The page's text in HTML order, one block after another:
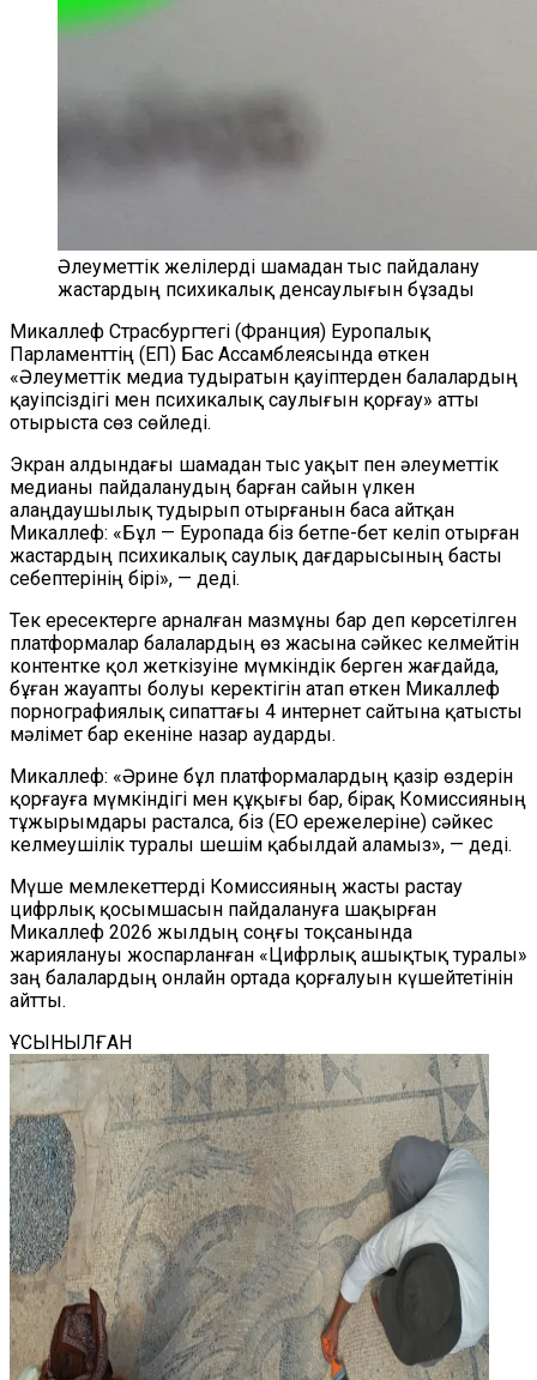
Әлеуметтік желілерді шамадан тыс пайдалану
жастардың психикалық денсаулығын бұзады
Микаллеф Страсбургтегі (Франция) Еуропалық
Парламенттің (ЕП) Бас Ассамблеясында өткен
«Әлеуметтік медиа тудыратын қауіптерден балалардың
қауіпсіздігі мен психикалық саулығын қорғау» атты
отырыста сөз сөйледі.
Экран алдындағы шамадан тыс уақыт пен әлеуметтік
медианы пайдаланудың барған сайын үлкен
алаңдаушылық тудырып отырғанын баса айтқан
Микаллеф: «Бұл — Еуропада біз бетпе-бет келіп отырған
жастардың психикалық саулық дағдарысының басты
себептерінің бірі», — деді.
Тек ересектерге арналған мазмұны бар деп көрсетілген
платформалар балалардың өз жасына сәйкес келмейтін
контентке қол жеткізуіне мүмкіндік берген жағдайда,
бұған жауапты болуы керектігін атап өткен Микаллеф
порнографиялық сипаттағы 4 интернет сайтына қатысты
мәлімет бар екеніне назар аударды.
Микаллеф: «Әрине бұл платформалардың қазір өздерін
қорғауға мүмкіндігі мен құқығы бар, бірақ Комиссияның
тұжырымдары расталса, біз (ЕО ережелеріне) сәйкес
келмеушілік туралы шешім қабылдай аламыз», — деді.
Мүше мемлекеттерді Комиссияның жасты растау
цифрлық қосымшасын пайдалануға шақырған
Микаллеф 2026 жылдың соңғы тоқсанында
жариялануы жоспарланған «Цифрлық ашықтық туралы»
заң балалардың онлайн ортада қорғалуын күшейтетінін
айтты.
ҰСЫНЫЛҒАН